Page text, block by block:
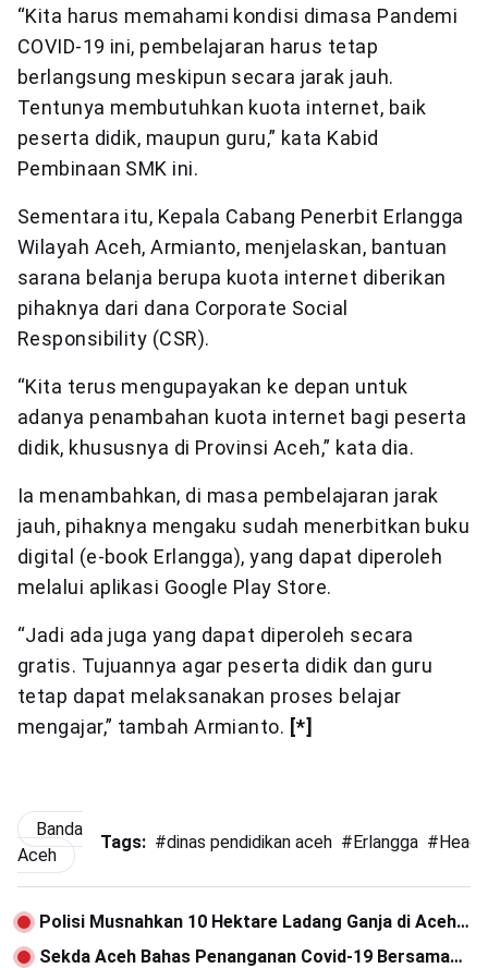
“Kita harus memahami kondisi dimasa Pandemi
COVID-19 ini, pembelajaran harus tetap
berlangsung meskipun secara jarak jauh.
Tentunya membutuhkan kuota internet, baik
peserta didik, maupun guru,” kata Kabid
Pembinaan SMK ini.
Sementara itu, Kepala Cabang Penerbit Erlangga
Wilayah Aceh, Armianto, menjelaskan, bantuan
sarana belanja berupa kuota internet diberikan
pihaknya dari dana Corporate Social
Responsibility (CSR).
“Kita terus mengupayakan ke depan untuk
adanya penambahan kuota internet bagi peserta
didik, khususnya di Provinsi Aceh,” kata dia.
Ia menambahkan, di masa pembelajaran jarak
jauh, pihaknya mengaku sudah menerbitkan buku
digital (e-book Erlangga), yang dapat diperoleh
melalui aplikasi Google Play Store.
“Jadi ada juga yang dapat diperoleh secara
gratis. Tujuannya agar peserta didik dan guru
tetap dapat melaksanakan proses belajar
mengajar,” tambah Armianto. [*]
Banda
Aceh
Tags: #dinas pendidikan aceh #Erlangga #
Polisi Musnahkan 10 Hektare Ladang Ganja di Aceh
Besar
Sekda Aceh Bahas Penanganan Covid-19 Bersama